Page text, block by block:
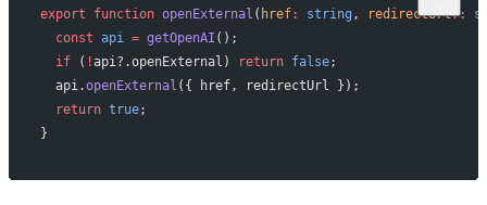
export function openExternal ( href: string , redirectUrl?:
  const
api = getOpenAI ();
  if
( !api?.openExternal) return false;
  api.
openExternal ({ href, redirectUrl });
  return
true;
}